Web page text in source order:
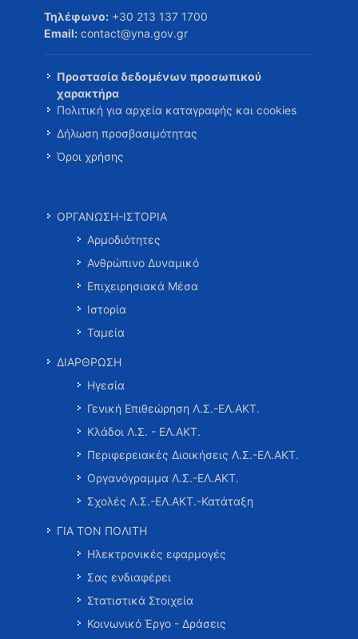
Τηλέφωνο: +30 213 137 1700
Email: contact@yna.gov.gr
Προστασία δεδομένων προσωπικού
χαρακτήρα
Πολιτική για αρχεία καταγραφής και cookies
Δήλωση προσβασιμότητας
Όροι χρήσης
ΟΡΓΑΝΩΣΗ-ΙΣΤΟΡΙΑ
Αρμοδιότητες
Ανθρώπινο Δυναμικό
Επιχειρησιακά Μέσα
Ιστορία
Ταμεία
ΔΙΑΡΘΡΩΣΗ
Ηγεσία
Γενική Επιθεώρηση Λ.Σ.-ΕΛ.ΑΚΤ.
Κλάδοι Λ.Σ. - ΕΛ.ΑΚΤ.
Περιφερειακές Διοικήσεις Λ.Σ.-ΕΛ.ΑΚΤ.
Οργανόγραμμα Λ.Σ.-ΕΛ.ΑΚΤ.
Σχολές Λ.Σ.-ΕΛ.ΑΚΤ.-Κατάταξη
ΓΙΑ ΤΟΝ ΠΟΛΙΤΗ
Ηλεκτρονικές εφαρμογές
Σας ενδιαφέρει
Στατιστικά Στοιχεία
Κοινωνικό Έργο - Δράσεις